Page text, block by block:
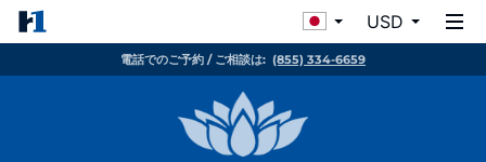
USD
電話でのご予約 / ご相談は: (855) 334-6659